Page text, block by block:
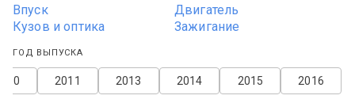
Впуск
Двигатель
Кузов и оптика
Зажигание
ГОД ВЫПУСКА
2016
2015
2014
2013
2011